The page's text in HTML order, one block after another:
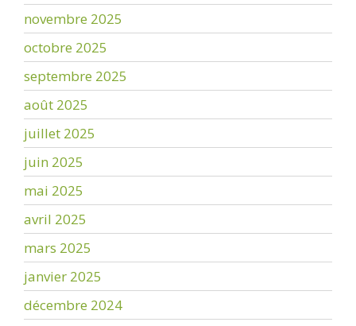
novembre 2025
octobre 2025
septembre 2025
août 2025
juillet 2025
juin 2025
mai 2025
avril 2025
mars 2025
janvier 2025
décembre 2024